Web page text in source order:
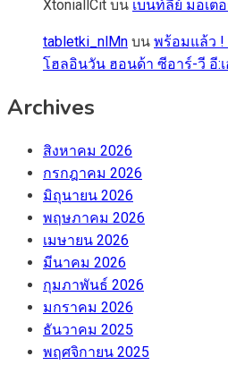
XtoniallCit บน เบนท์ลีย์ มอเต
tabletki_nlMn บน พร้อมแล้ว !
โฮลอินวัน ฮอนด้า ซีอาร์-วี อี
Archives
สิงหาคม 2026
กรกฎาคม 2026
มิถุนายน 2026
พฤษภาคม 2026
เมษายน 2026
มีนาคม 2026
กุมภาพันธ์ 2026
มกราคม 2026
ธันวาคม 2025
พฤศจิกายน 2025